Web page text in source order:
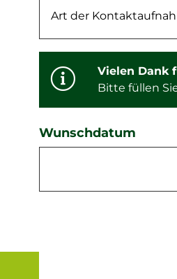
Vielen Dank
Bitte füllen
Wunschdatum